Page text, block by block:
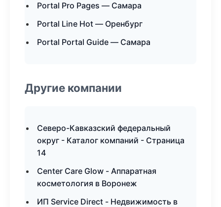
Portal Pro Pages — Самара
Portal Line Hot — Оренбург
Portal Portal Guide — Самара
Другие компании
Северо-Кавказский федеральный
округ - Каталог компаний - Страница
14
Center Care Glow - Аппаратная
косметология в Воронеж
ИП Service Direct - Недвижимость в